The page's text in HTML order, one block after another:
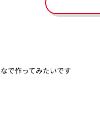
で作ってみたいです